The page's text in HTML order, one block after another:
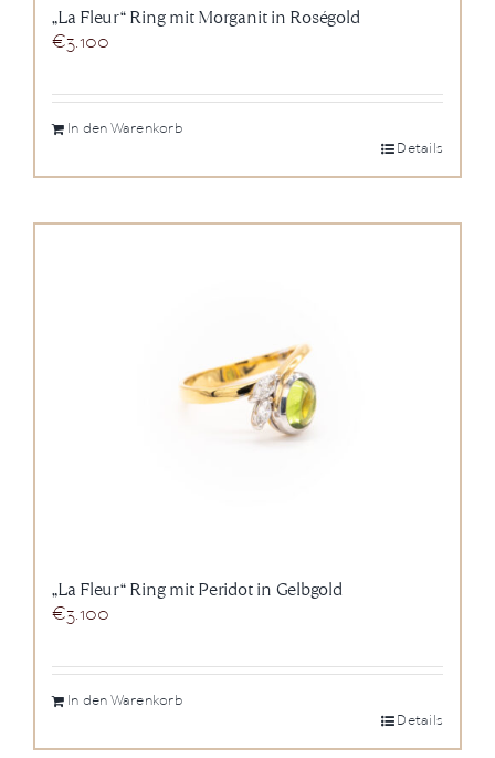
„La Fleur“ Ring mit Morganit in Roségold
€3.100
In den Warenkorb
Details
„La Fleur“ Ring mit Peridot in Gelbgold
€3.100
In den Warenkorb
Details